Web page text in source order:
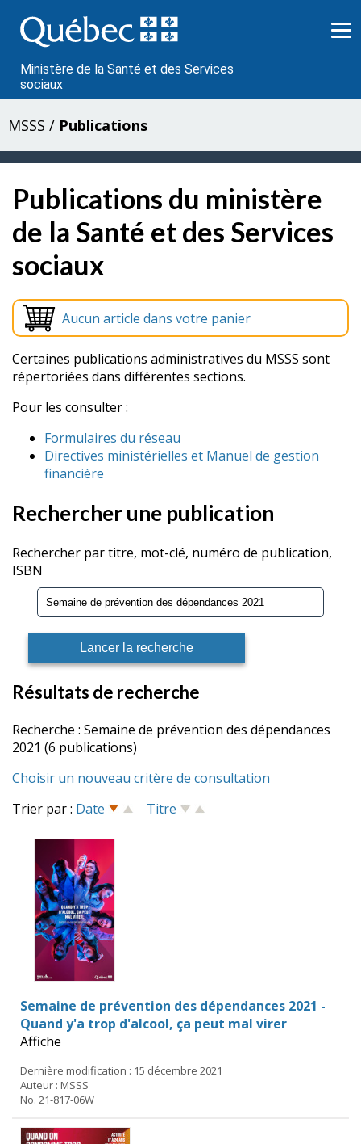
au
contenu
Ministère de la Santé et des Services
sociaux
MSSS / Publications
Publications du ministère
de la Santé et des Services
sociaux
Aucun article dans votre panier
Certaines publications administratives du MSSS sont
répertoriées dans différentes sections.
Pour les consulter :
Formulaires du réseau
Directives ministérielles et Manuel de gestion
financière
Rechercher une publication
Rechercher par titre, mot-clé, numéro de publication,
ISBN
Résultats de recherche
Recherche : Semaine de prévention des dépendances
2021 (6 publications)
Choisir un nouveau critère de consultation
Trier par : Date Titre
Semaine de prévention des dépendances 2021 -
Quand y'a trop d'alcool, ça peut mal virer
Affiche
Dernière modification : 15 décembre 2021
Auteur : MSSS
No. 21-817-06W